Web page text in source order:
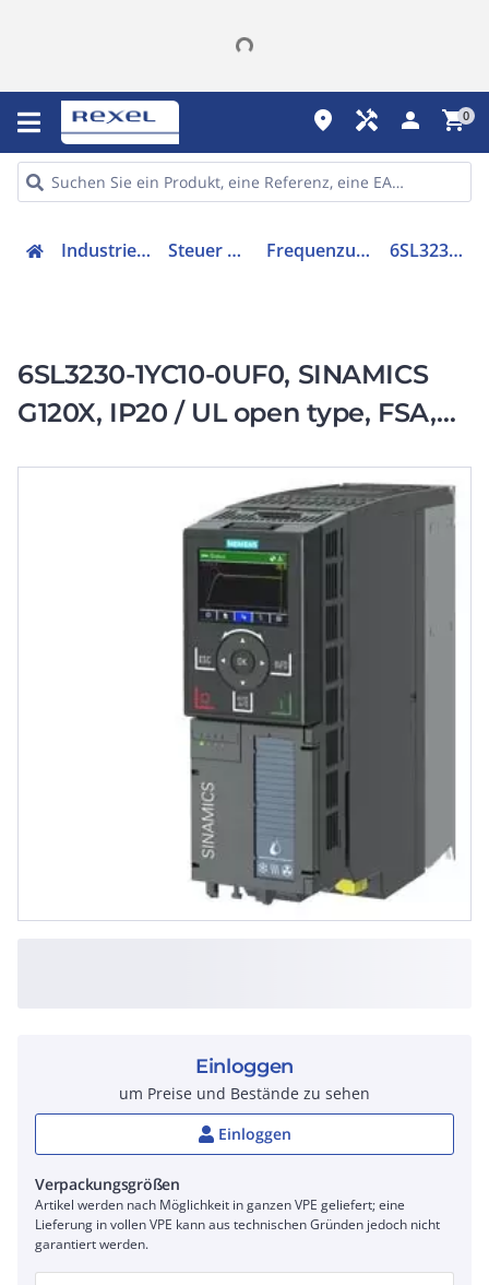
place handyman person shopping_cart0
Industriekomponenten Steuer & Regelgeräte Frequenzumrichter =< 1 kV 6SL32301YC100UF0
6SL3230-1YC10-0UF0, SINAMICS
G120X, IP20 / UL open type, FSA,
Einloggen
um Preise und Bestände zu sehen
Einloggen
Verpackungsgrößen
Artikel werden nach Möglichkeit in ganzen VPE geliefert; eine
Lieferung in vollen VPE kann aus technischen Gründen jedoch nicht
garantiert werden.